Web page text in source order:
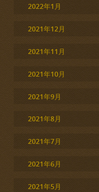
2022年1月
2021年12月
2021年11月
2021年10月
2021年9月
2021年8月
2021年7月
2021年6月
2021年5月